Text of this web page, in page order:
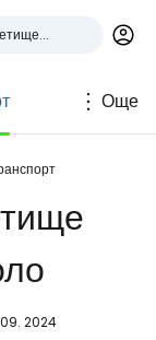
Още
09. 2024